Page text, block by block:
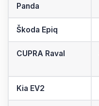
Panda
Škoda Epiq
CUPRA Raval
Kia EV2